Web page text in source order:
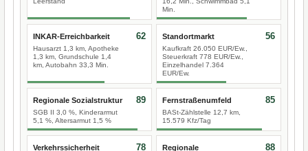
Min.
INKAR-Erreichbarkeit
Hausarzt 1,3 km, Apotheke
1,3 km, Grundschule 1,4
km, Autobahn 33,3 Min.
62 Standortmarkt
Kaufkraft 26.050 EUR/Ew.,
Steuerkraft 778 EUR/Ew.,
Einzelhandel 7.364
EUR/Ew.
56
Regionale Sozialstruktur
SGB II 3,0 %, Kinderarmut
5,1 %, Altersarmut 1,5 %
89 Fernstraßenumfeld
BASt-Zählstelle 12,7 km,
15.579 Kfz/Tag
85
Verkehrssicherheit 78
Regionale
88